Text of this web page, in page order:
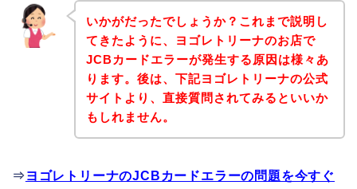
いかがだったでしょうか？これまで説明し
てきたように、ヨゴレトリーナのお店で
JCBカードエラーが発生する原因は様々あ
ります。後は、下記ヨゴレトリーナの公式
サイトより、直接質問されてみるといいか
もしれません。
⇒ ヨゴレトリーナのJCBカードエラーの問題を今すぐ